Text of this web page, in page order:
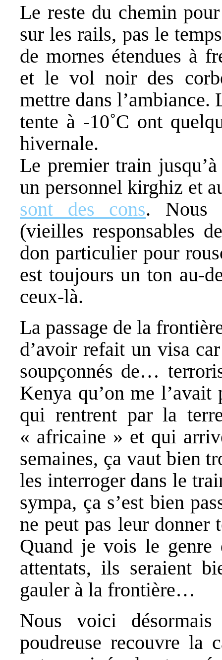
Le reste du chemin
sur les rails, pas le
de mornes étendues à
et le vol noir des
mettre dans l’ambiance.
tente à -10˚C ont
hivernale.
Le premier train
un personnel kirghiz et
sont des cons. Nous
(vieilles responsables
don particulier pour
est toujours un ton au-
ceux-là.
La passage de la
d’avoir refait un visa
soupçonnés de…
Kenya qu’on me
qui rentrent par la
« africaine » et qui
semaines, ça vaut bien
les interroger dans le
sympa, ça s’est bien
ne peut pas leur donner
Quand je vois le genre
attentats, ils seraient
gauler à la frontière…
Nous voici
poudreuse recouvre la